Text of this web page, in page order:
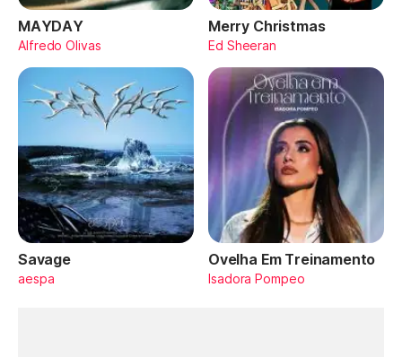
MAYDAY
Alfredo Olivas
Merry Christmas
Ed Sheeran
Savage
aespa
Ovelha Em Treinamento
Isadora Pompeo